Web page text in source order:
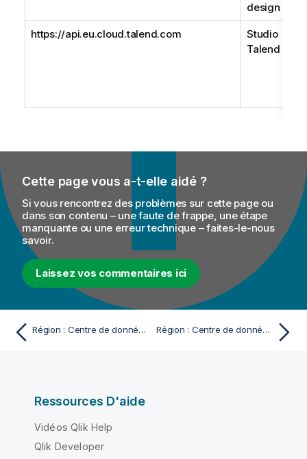
design
https://api.eu.cloud.talend.com
Studio
Talend
Cette page vous a-t-elle aidé ?
Si vous rencontrez des problèmes sur cette page ou
dans son contenu – une faute de frappe, une étape
manquante ou une erreur technique – faites-le-nous
savoir.
Laissez vos commentaires ici
Région : Centre de données AWS Brésil (São Paulo) Région : Centre de données AWS Europe (Irlande)
Ressources D'aide
Vidéos Qlik Help
Qlik Developer